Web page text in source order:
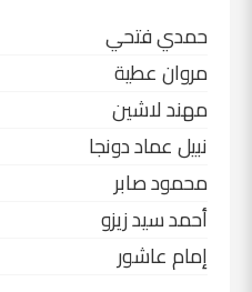
حمدي فتحي
مروان عطية
مهند لاشين
نبيل عماد دونجا
محمود صابر
أحمد سيد زيزو
إمام عاشور